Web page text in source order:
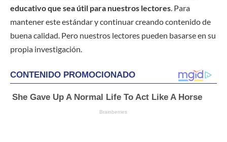
educativo que sea útil para nuestros lectores. Para
mantener este estándar y continuar creando contenido de
buena calidad. Pero nuestros lectores pueden basarse en su
propia investigación.